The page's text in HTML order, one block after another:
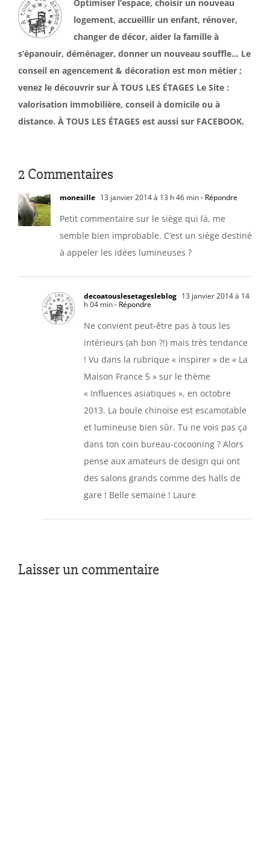
Optimiser l’espace, choisir un nouveau
logement, accueillir un enfant, rénover,
changer de décor, aider la famille à
s’épanouir, déménager, donner un nouveau souffle… Le
conseil en agencement & décoration est mon métier ;
venez le découvrir sur À TOUS LES ÉTAGES Le Site :
valorisation immobilière, conseil à domicile ou à
distance. À TOUS LES ÉTAGES est aussi sur FACEBOOK.
2 Commentaires
monesille 13 janvier 2014 à 13 h 46 min- Répondre
Petit commentaire sur le siège qui là, me
semble bien improbable. C’est un siège destiné
à appeler les idées lumineuses ?
decoatouslesetagesleblog 13 janvier 2014 à 14
h 04 min- Répondre
Ne convient peut-être pas à tous les
intérieurs (ah bon ?!) mais très tendance
! Vu dans la rubrique « inspirer » de « La
Maison France 5 » sur le thème
« Influences asiatiques », en octobre
2013. La boule chinoise est escamotable
et lumineuse bien sûr. Tu ne vois pas ça
dans ton coin bureau-cocooning ? Alors
pense aux amateurs de design qui ont
des salons grands comme des halls de
gare ! Belle semaine ! Laure
Laisser un commentaire